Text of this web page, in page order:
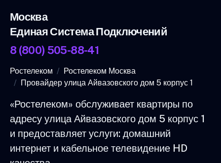
Москва
Единая Система Подключений
8 (800) 505-88-41
Ростелеком
Ростелеком Москва
Провайдер улица Айвазовского дом 5 корпус 1
«Ростелеком» обслуживает квартиры по
адресу улица Айвазовского дом 5 корпус 1
и предоставляет услуги: домашний
интернет и кабельное телевидение HD